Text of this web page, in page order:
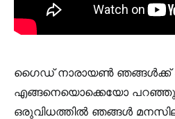
ഗൈഡ് നാരായൺ ഞങ്ങൾക്ക്
എങ്ങനെയൊക്കെയോ പറഞ്ഞു
ഒരുവിധത്തിൽ ഞങ്ങൾ